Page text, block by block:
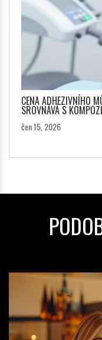
CENA ADHEZIVNÍHO
SROVNÁVÁ S
čen 15, 2026